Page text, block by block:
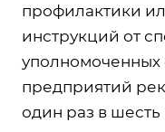
профилактики
инструкций от
предприятий
один раз в шесть